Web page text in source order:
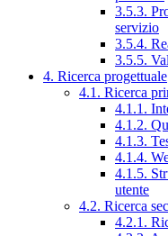
3.5.3.
servizio
3.5.4.
3.5.5.
4. Ricerca progettuale
4.1. Ricerca
4.1.1.
4.1.2.
4.1.3.
4.1.4.
4.1.5.
utente
4.2. Ricerca
4.2.1.